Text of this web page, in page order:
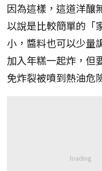
因為這樣，這道洋釀
以說是比較簡單的「
小，醬料也可以少量
加入年糕一起炸，但
免炸裂被噴到熱油危